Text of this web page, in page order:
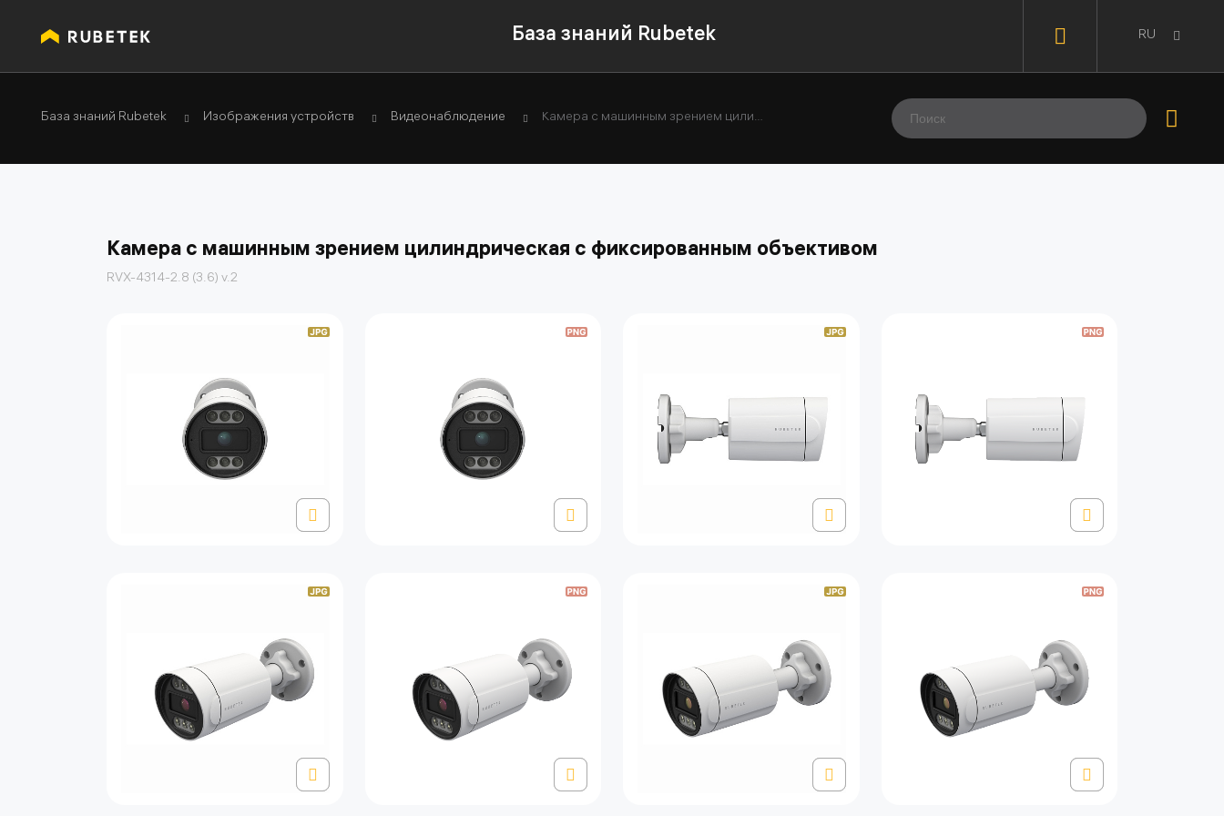
База знаний Rubetek RU
База знаний Rubetek Изображения устройств Видеонаблюдение Камера с машинным зрением цилиндрическая с фиксированным объективом
Камера с машинным зрением цилиндрическая с фиксированным объективом
RVX-4314-2.8 (3.6) v.2